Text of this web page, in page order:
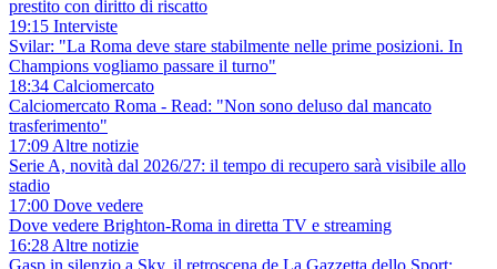
prestito con diritto di riscatto
19:15 Interviste
Svilar: "La Roma deve stare stabilmente nelle prime posizioni. In
Champions vogliamo passare il turno"
18:34 Calciomercato
Calciomercato Roma - Read: "Non sono deluso dal mancato
trasferimento"
17:09 Altre notizie
Serie A, novità dal 2026/27: il tempo di recupero sarà visibile allo
stadio
17:00 Dove vedere
Dove vedere Brighton-Roma in diretta TV e streaming
16:28 Altre notizie
Gasp in silenzio a Sky, il retroscena de La Gazzetta dello Sport: